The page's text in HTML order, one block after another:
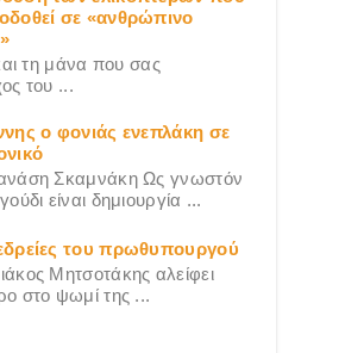
σε «ανθρώπινο
τη μάνα που σας
του ...
ο φονιάς ενεπλάκη σε
Σκαμνάκη Ως γνωστόν
είναι δημιουργία ...
του πρωθυπουργού
Μητσοτάκης αλείφει
στο ψωμί της ...